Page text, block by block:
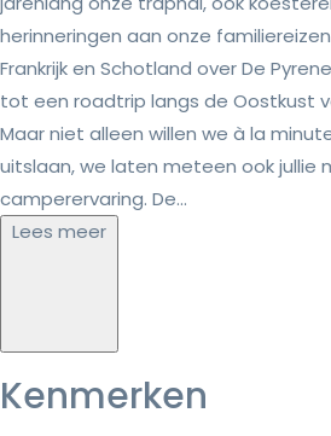
herinneringen aan onze
Frankrijk en Schotland over De
tot een roadtrip langs de Oostkust
Maar niet alleen willen we à la
uitslaan, we laten meteen ook jullie
camperervaring. De...
Lees meer
Kenmerken